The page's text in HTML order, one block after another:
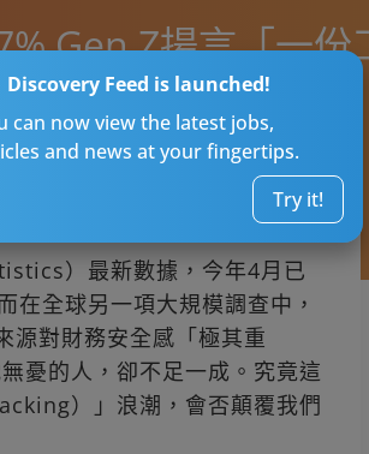
Discovery Feed is launched!
can now view the latest jobs,
and news at your fingertips.
Try it!
Gen Z揚言「一
）最新數據，今年4月已
在全球另一項大規模調查中，
源對財務安全感「極其重
憂的人，卻不足一成。究竟這
）」浪潮，會否顛覆我們